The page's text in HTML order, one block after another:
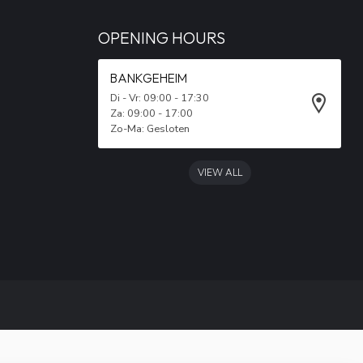
OPENING HOURS
BANKGEHEIM
Di - Vr: 09:00 - 17:30
Za: 09:00 - 17:00
Zo-Ma: Gesloten
VIEW ALL